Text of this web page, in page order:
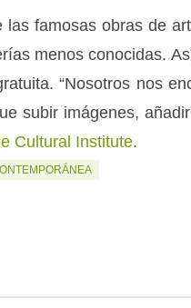
famosas obras de
menos conocidas.
“Nosotros nos
subir imágenes,
Cultural Institute.